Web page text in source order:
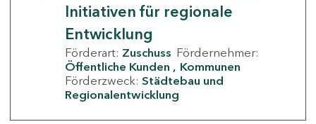
Initiativen für regionale
Entwicklung
Förderart: Zuschuss Fördernehmer:
Öffentliche Kunden
Kommunen
Förderzweck: Städtebau und
Regionalentwicklung